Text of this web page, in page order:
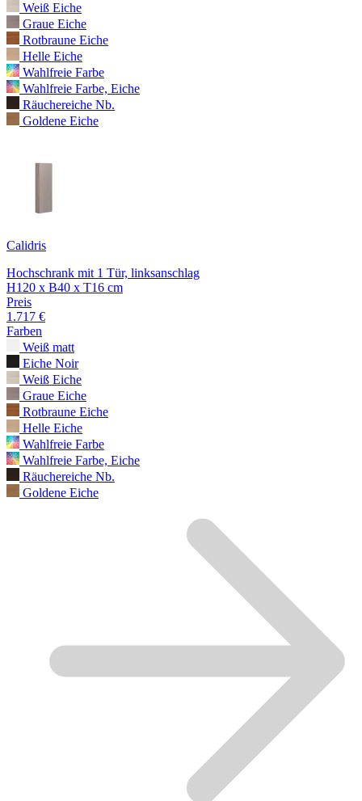
Weiß Eiche
Graue Eiche
Rotbraune Eiche
Helle Eiche
Wahlfreie Farbe
Wahlfreie Farbe, Eiche
Räuchereiche Nb.
Goldene Eiche
Calidris
Hochschrank mit 1 Tür, linksanschlag
H120 x B40 x T16 cm
Preis
1.717 €
Farben
Weiß matt
Eiche Noir
Weiß Eiche
Graue Eiche
Rotbraune Eiche
Helle Eiche
Wahlfreie Farbe
Wahlfreie Farbe, Eiche
Räuchereiche Nb.
Goldene Eiche